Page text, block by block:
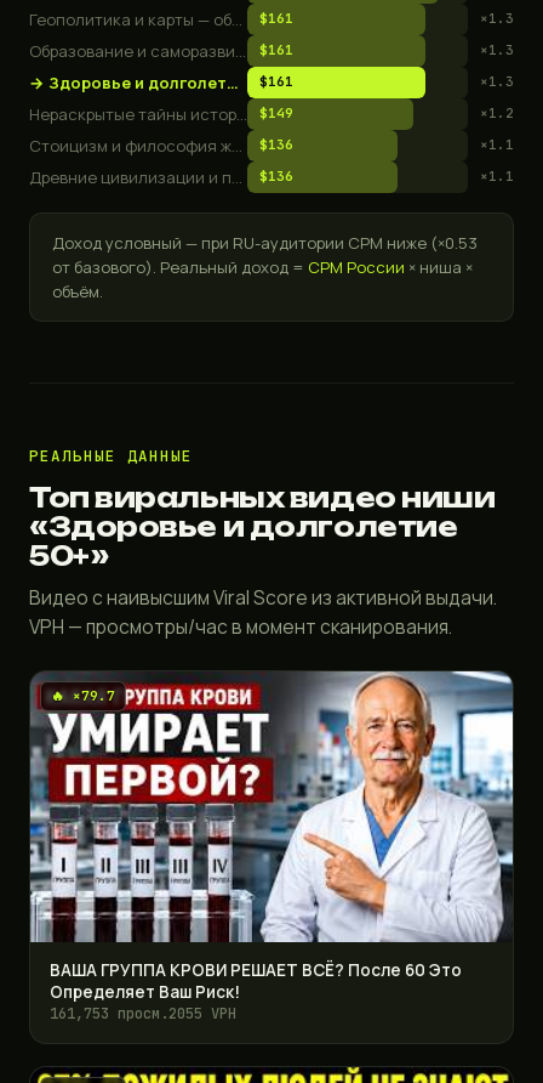
$161 ×1.3
$161 ×1.3
→ Здоровье и долголетие 50+ $161 ×1.3
$149 ×1.2
$136 ×1.1
$136 ×1.1
Доход условный — при RU-аудитории CPM ниже (×0.53
от базового). Реальный доход = CPM России × ниша ×
объём.
РЕАЛЬНЫЕ ДАННЫЕ
Топ виральных видео ниши
«Здоровье и долголетие
50+»
Видео с наивысшим Viral Score из активной выдачи.
VPH — просмотры/час в момент сканирования.
🔥 ×79.7
ВАША ГРУППА КРОВИ РЕШАЕТ ВСЁ? После 60 Это
Определяет Ваш Риск!
161,753 просм.2055 VPH